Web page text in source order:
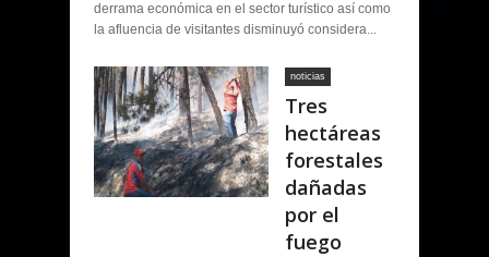
derrama económica en el sector turístico así como
la afluencia de visitantes disminuyó considera...
noticias
Tres
hectáreas
forestales
dañadas
por el
fuego